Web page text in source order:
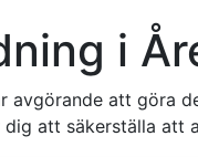
i
att göra
att säkerställa att